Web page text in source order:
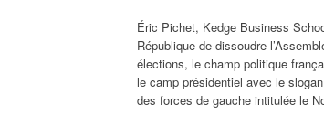
Éric Pichet, Kedge Business
République de dissoudre
élections, le champ politique
le camp présidentiel avec le
des forces de gauche intitulée le